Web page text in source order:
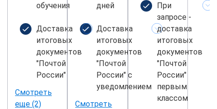
обучения
Доставка
итоговых
документов
"Почтой
России"
Смотреть
еще (2)
дней
Доставка
итоговых
документов
"Почтой
России" с
уведомлением
Смотреть
При
запросе -
доставка
итоговых
документов
"Почтой
России"
первым
классом